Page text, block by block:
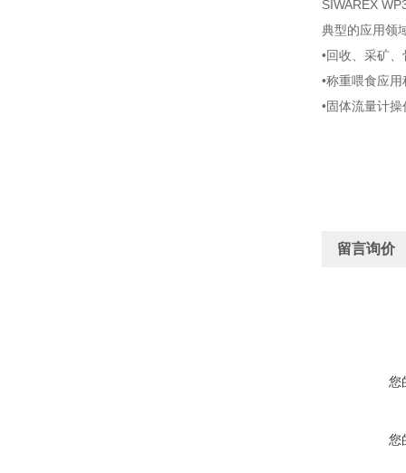
SIWAREX
典型的应用领
•回收、采矿
•称重喂食应
•固体流量计操
留言询价
您
您